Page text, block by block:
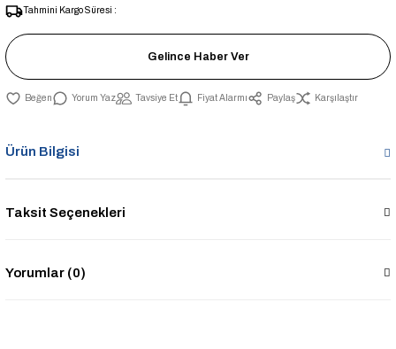
Tahmini Kargo Süresi :
Gelince Haber Ver
Yorum Yaz Tavsiye Et Fiyat Alarmı Paylaş Karşılaştır
Ürün Bilgisi
Taksit Seçenekleri
Yorumlar (0)